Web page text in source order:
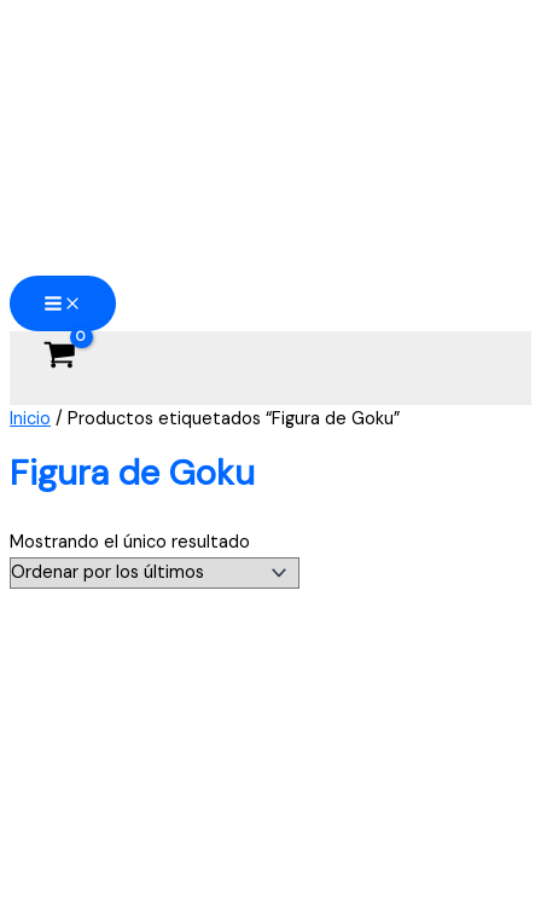
Inicio / Productos etiquetados “Figura de Goku”
Figura de Goku
Mostrando el único resultado